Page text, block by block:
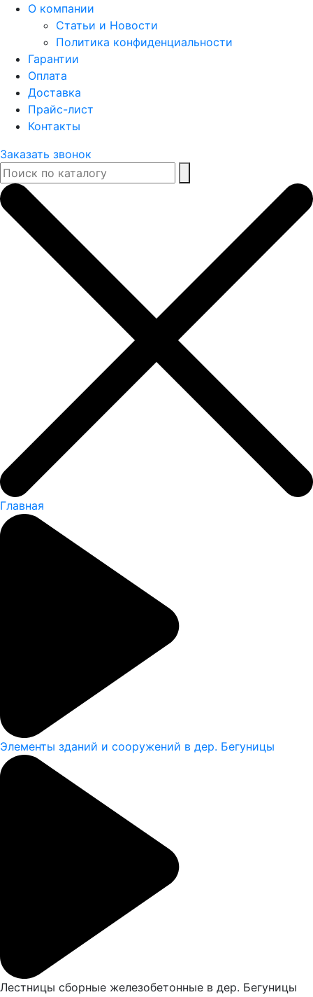
О компании
Статьи и Новости
Политика конфиденциальности
Гарантии
Оплата
Доставка
Прайс-лист
Контакты
Заказать звонок
Главная
Элементы зданий и сооружений в дер. Бегуницы
Лестницы сборные железобетонные в дер. Бегуницы